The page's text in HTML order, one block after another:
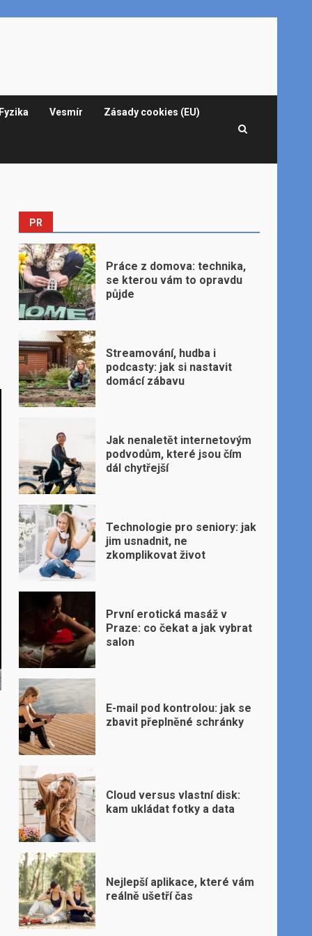
Vesmír Zásady cookies (EU)
PR
Práce z domova: technika,
se kterou vám to opravdu
půjde
Streamování, hudba i
podcasty: jak si nastavit
domácí zábavu
Jak nenaletět internetovým
podvodům, které jsou čím
dál chytřejší
Technologie pro seniory: jak
jim usnadnit, ne
zkomplikovat život
První erotická masáž v
Praze: co čekat a jak vybrat
salon
E-mail pod kontrolou: jak se
zbavit přeplněné schránky
Cloud versus vlastní disk:
kam ukládat fotky a data
Nejlepší aplikace, které vám
reálně ušetří čas